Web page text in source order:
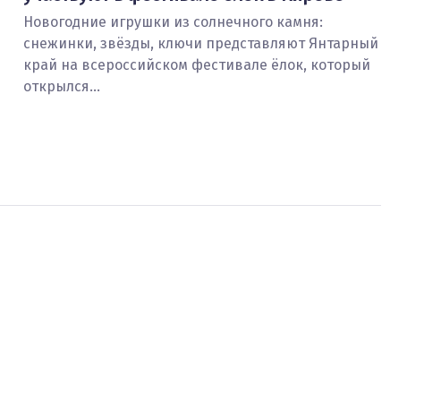
Новогодние игрушки из солнечного камня:
снежинки, звёзды, ключи представляют Янтарный
край на всероссийском фестивале ёлок, который
открылся…